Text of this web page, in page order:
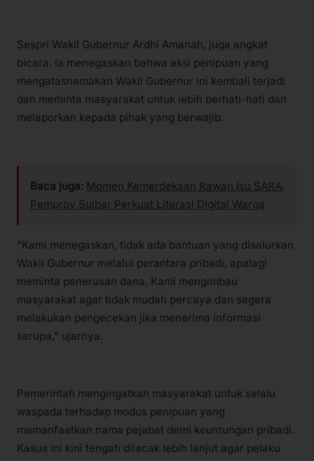
Sespri Wakil Gubernur Ardhi Amanah, juga angkat
bicara. Ia menegaskan bahwa aksi penipuan yang
mengatasnamakan Wakil Gubernur ini kembali terjadi
dan meminta masyarakat untuk lebih berhati-hati dan
melaporkan kepada pihak yang berwajib.
Baca juga: Momen Kemerdekaan Rawan Isu SARA,
Pemprov Sulbar Perkuat Literasi Digital Warga
“Kami menegaskan, tidak ada bantuan yang disalurkan
Wakil Gubernur melalui perantara pribadi, apalagi
meminta penerusan dana. Kami mengimbau
masyarakat agar tidak mudah percaya dan segera
melakukan pengecekan jika menerima informasi
serupa,” ujarnya.
Pemerintah mengingatkan masyarakat untuk selalu
waspada terhadap modus penipuan yang
memanfaatkan nama pejabat demi keuntungan pribadi.
Kasus ini kini tengah dilacak lebih lanjut agar pelaku